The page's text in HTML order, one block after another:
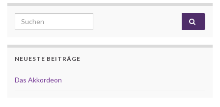
Search for:
NEUESTE BEITRÄGE
Das Akkordeon